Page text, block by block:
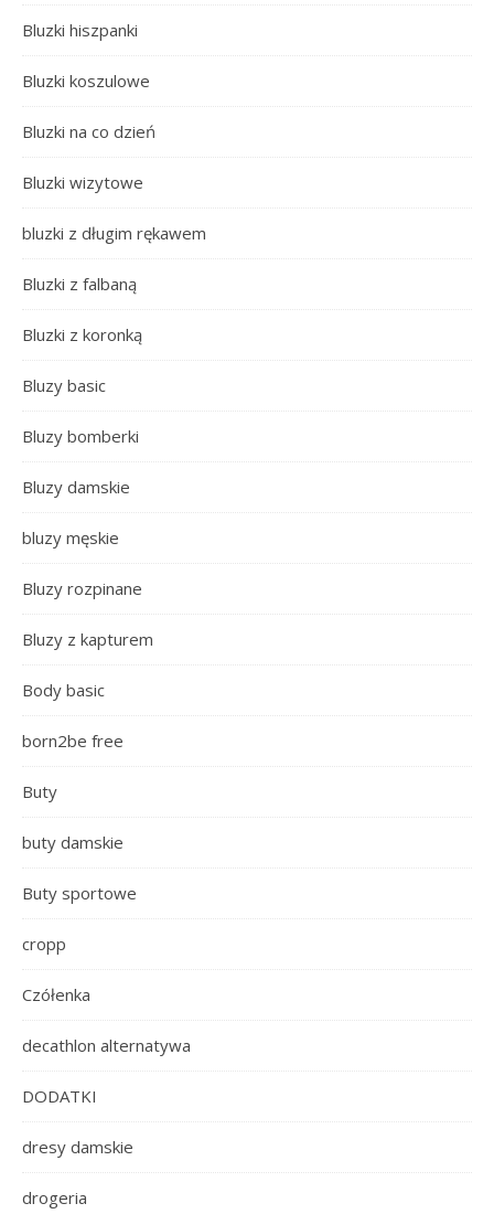
Bluzki hiszpanki
Bluzki koszulowe
Bluzki na co dzień
Bluzki wizytowe
bluzki z długim rękawem
Bluzki z falbaną
Bluzki z koronką
Bluzy basic
Bluzy bomberki
Bluzy damskie
bluzy męskie
Bluzy rozpinane
Bluzy z kapturem
Body basic
born2be free
Buty
buty damskie
Buty sportowe
cropp
Czółenka
decathlon alternatywa
DODATKI
dresy damskie
drogeria